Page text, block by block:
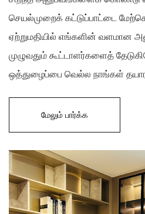
செயல்முறைக் கட்டுப்பாட்டை
ஏற்றுமதியில் எங்களின் வளமான
முழுவதும் கூட்டாளர்களைத்
ஒத்துழைப்பை வெல்ல நாங்கள்
மேலும் பார்க்க